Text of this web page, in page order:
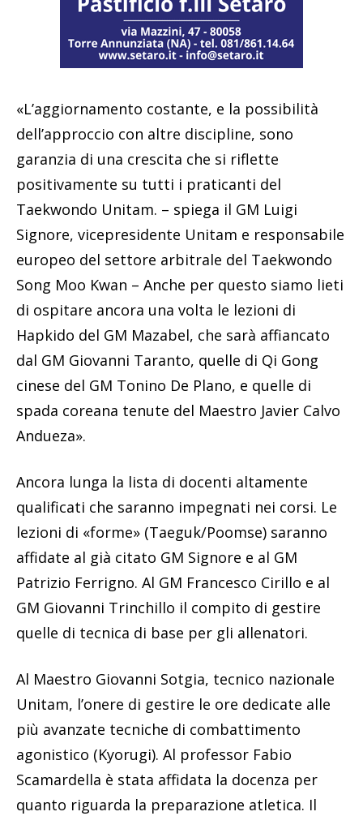
«L’aggiornamento costante, e la possibilità
dell’approccio con altre discipline, sono
garanzia di una crescita che si riflette
positivamente su tutti i praticanti del
Taekwondo Unitam. – spiega il GM Luigi
Signore, vicepresidente Unitam e responsabile
europeo del settore arbitrale del Taekwondo
Song Moo Kwan – Anche per questo siamo lieti
di ospitare ancora una volta le lezioni di
Hapkido del GM Mazabel, che sarà affiancato
dal GM Giovanni Taranto, quelle di Qi Gong
cinese del GM Tonino De Plano, e quelle di
spada coreana tenute del Maestro Javier Calvo
Andueza».
Ancora lunga la lista di docenti altamente
qualificati che saranno impegnati nei corsi. Le
lezioni di «forme» (Taeguk/Poomse) saranno
affidate al già citato GM Signore e al GM
Patrizio Ferrigno. Al GM Francesco Cirillo e al
GM Giovanni Trinchillo il compito di gestire
quelle di tecnica di base per gli allenatori.
Al Maestro Giovanni Sotgia, tecnico nazionale
Unitam, l’onere di gestire le ore dedicate alle
più avanzate tecniche di combattimento
agonistico (Kyorugi). Al professor Fabio
Scamardella è stata affidata la docenza per
quanto riguarda la preparazione atletica. Il